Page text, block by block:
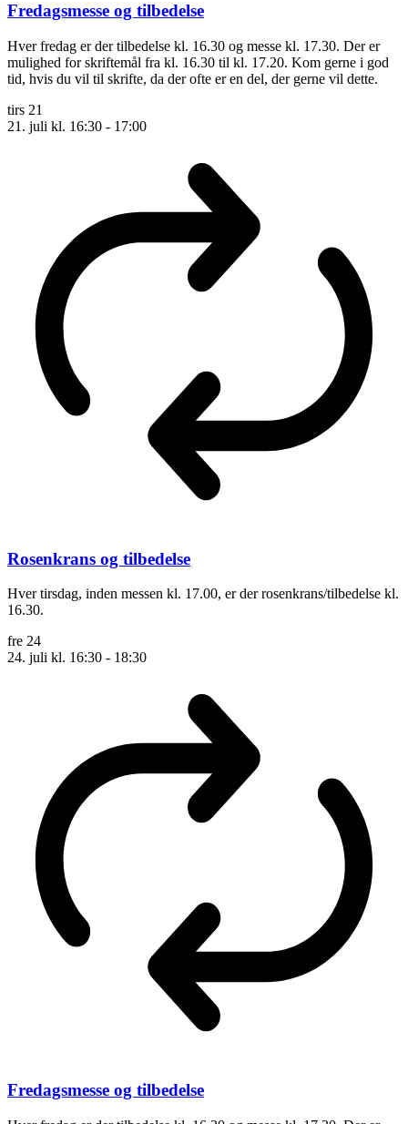
Fredagsmesse og tilbedelse
Hver fredag er der tilbedelse kl. 16.30 og messe kl. 17.30. Der er
mulighed for skriftemål fra kl. 16.30 til kl. 17.20. Kom gerne i god
tid, hvis du vil til skrifte, da der ofte er en del, der gerne vil dette.
tirs 21
21. juli kl. 16:30 - 17:00
Rosenkrans og tilbedelse
Hver tirsdag, inden messen kl. 17.00, er der rosenkrans/tilbedelse kl.
16.30.
fre 24
24. juli kl. 16:30 - 18:30
Fredagsmesse og tilbedelse